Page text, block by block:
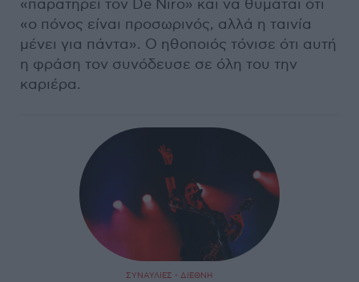
«παρατηρεί τον De Niro» και να θυμάται ότι
«ο πόνος είναι προσωρινός, αλλά η ταινία
μένει για πάντα». Ο ηθοποιός τόνισε ότι αυτή
η φράση τον συνόδευσε σε όλη του την
καριέρα.
ΣΥΝΑΥΛΙΕΣ - ΔΙΕΘΝΗ